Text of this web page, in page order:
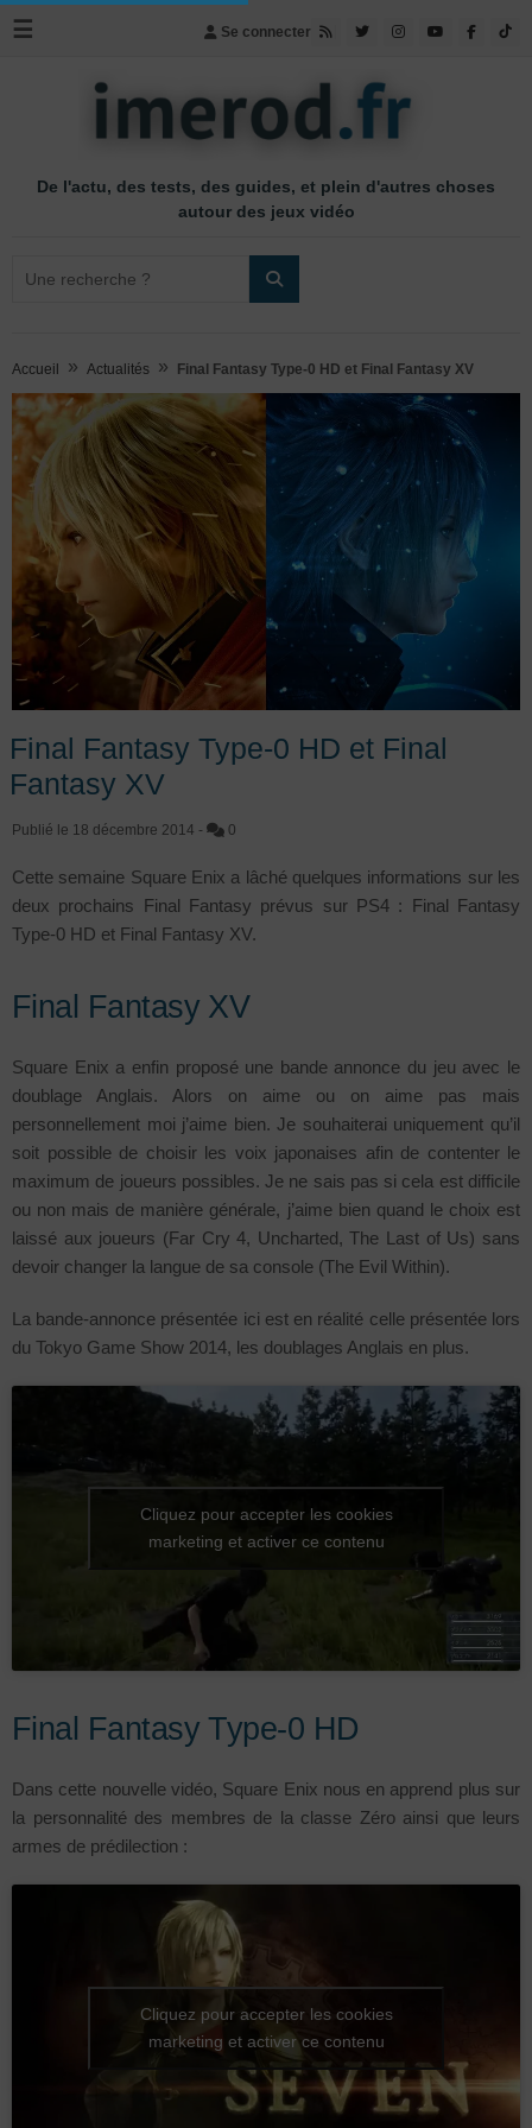
☰ Se connecter
De l'actu, des tests, des guides, et plein d'autres choses
autour des jeux vidéo
Accueil » Actualités » Final Fantasy Type-0 HD et Final Fantasy XV
Final Fantasy Type-0 HD et Final
Fantasy XV
Publié le 18 décembre 2014 - 0
Cette semaine Square Enix a lâché quelques informations sur les
deux prochains Final Fantasy prévus sur PS4 : Final Fantasy
Type-0 HD et Final Fantasy XV.
Final Fantasy XV
Square Enix a enfin proposé une bande annonce du jeu avec le
doublage Anglais. Alors on aime ou on aime pas mais
personnellement moi j’aime bien. Je souhaiterai uniquement qu’il
soit possible de choisir les voix japonaises afin de contenter le
maximum de joueurs possibles. Je ne sais pas si cela est difficile
ou non mais de manière générale, j’aime bien quand le choix est
laissé aux joueurs (Far Cry 4, Uncharted, The Last of Us) sans
devoir changer la langue de sa console (The Evil Within).
La bande-annonce présentée ici est en réalité celle présentée lors
du Tokyo Game Show 2014, les doublages Anglais en plus.
Cliquez pour accepter les cookies
marketing et activer ce contenu
Final Fantasy Type-0 HD
Dans cette nouvelle vidéo, Square Enix nous en apprend plus sur
la personnalité des membres de la classe Zéro ainsi que leurs
armes de prédilection :
Cliquez pour accepter les cookies
marketing et activer ce contenu